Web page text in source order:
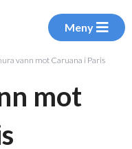
Meny
vann mot Caruana i Paris
mot